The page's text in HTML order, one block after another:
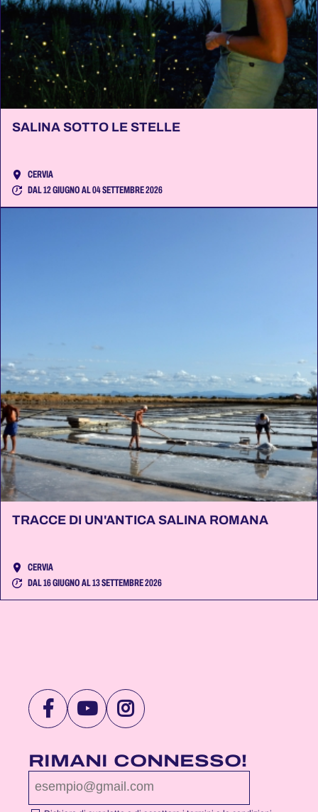
SALINA SOTTO LE STELLE
CERVIA
DAL 12 GIUGNO AL 04 SETTEMBRE 2026
TRACCE DI UN'ANTICA SALINA ROMANA
CERVIA
DAL 16 GIUGNO AL 13 SETTEMBRE 2026
VISITA
PAGINA
FACEBOOK
DI
VISITA
PAGINA
YOUTUBE
DI
VISITA
PAGINA
INSTAGRAM
DI
RIMANI CONNESSO!